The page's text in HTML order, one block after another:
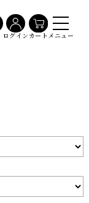
ログイン カート メニュー